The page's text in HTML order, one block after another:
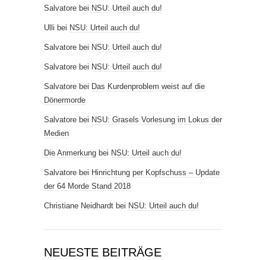
Salvatore bei NSU: Urteil auch du!
Ulli bei NSU: Urteil auch du!
Salvatore bei NSU: Urteil auch du!
Salvatore bei NSU: Urteil auch du!
Salvatore bei Das Kurdenproblem weist auf die
Dönermorde
Salvatore bei NSU: Grasels Vorlesung im Lokus der
Medien
Die Anmerkung bei NSU: Urteil auch du!
Salvatore bei Hinrichtung per Kopfschuss – Update
der 64 Morde Stand 2018
Christiane Neidhardt bei NSU: Urteil auch du!
NEUESTE BEITRÄGE